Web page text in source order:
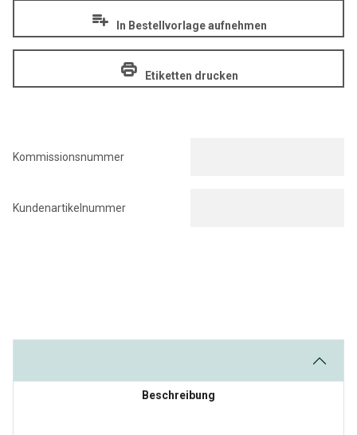
Kommissionsnummer
Kundenartikelnummer
In Bestellvorlage aufnehmen
Etiketten drucken
Beschreibung